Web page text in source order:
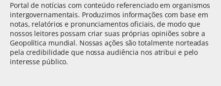
Portal de notícias com conteúdo referenciado em organismos
intergovernamentais. Produzimos informações com base em
notas, relatórios e pronunciamentos oficiais, de modo que
nossos leitores possam criar suas próprias opiniões sobre a
Geopolítica mundial. Nossas ações são totalmente norteadas
pela credibilidade que nossa audiência nos atribui e pelo
interesse público.